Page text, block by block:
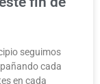
seguimos
cada
en cada